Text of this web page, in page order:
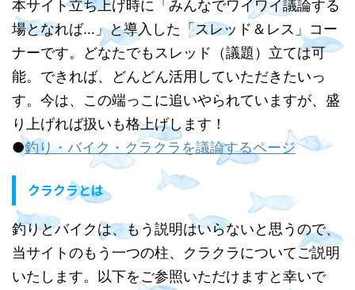
本サイト立ち上げ時に「みんなでワイワイ議論する
場となれば…」と導入した「スレッド＆レス」コー
ナーです。どなたでもスレッド（議題）立ては可
能。できれば、どんどん活用していただきたいっ
す。今は、この端っこに追いやられていますが、盛
り上げれば扱いも格上げします！
●釣り・バイク・クラクラを議論するページ
クラクラとは
釣りとバイクは、もう説明はいらないと思うので、
当サイトのもう一つの柱、クラクラについてご説明
いたします。以下をご参照いただけますと幸いで